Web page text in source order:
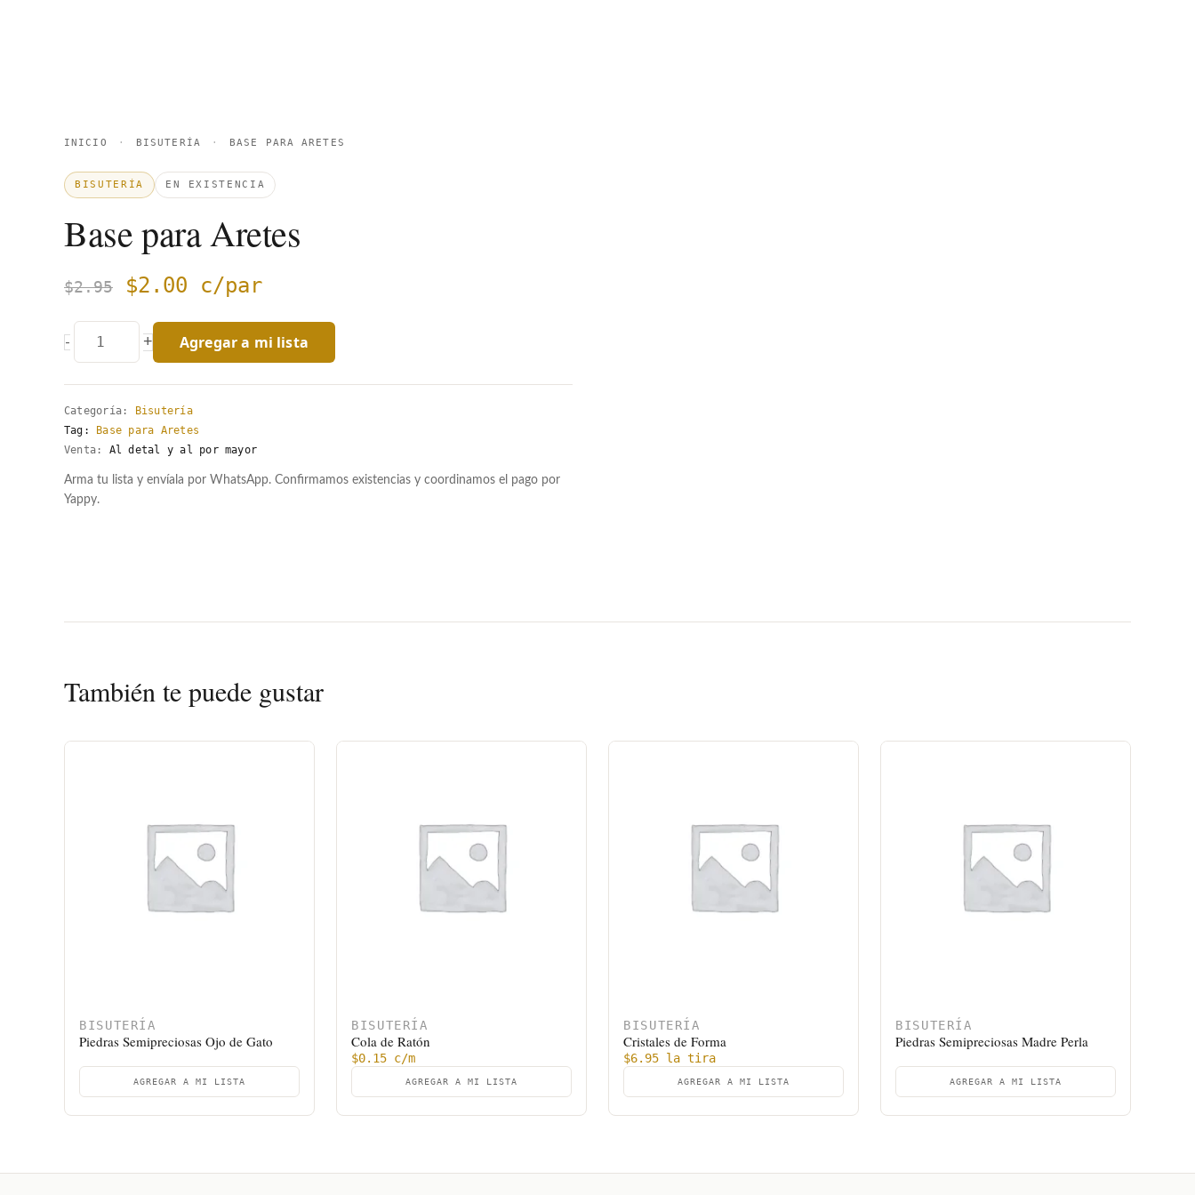
INICIO · BISUTERÍA · BASE PARA ARETES
BISUTERÍA EN EXISTENCIA
Base para Aretes
$2.95 $2.00 c/par
- + Agregar a mi lista
Categoría:
Bisutería
Tag:
Base para Aretes
Venta:
Al detal y al por mayor
Arma tu lista y envíala por WhatsApp. Confirmamos existencias y coordinamos el pago por
Yappy.
También te puede gustar
BISUTERÍA
Piedras Semipreciosas Ojo de Gato
AGREGAR A MI LISTA
BISUTERÍA
Cola de Ratón
$0.15 c/m
AGREGAR A MI LISTA
BISUTERÍA
Cristales de Forma
$6.95 la tira
AGREGAR A MI LISTA
BISUTERÍA
Piedras Semipreciosas Madre Perla
AGREGAR A MI LISTA